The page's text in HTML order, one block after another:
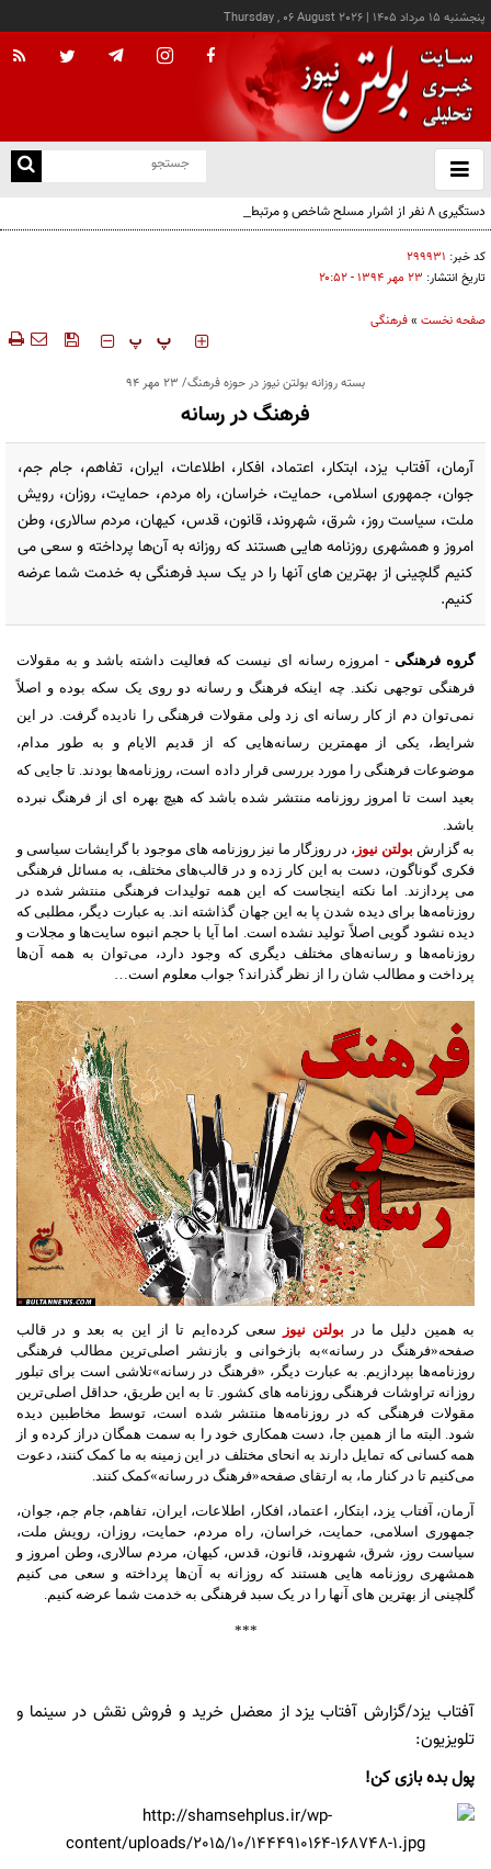
پنجشنبه ۱۵ مرداد ۱۴۰۵ |
Thursday , 06 August 2026
باز
و
دستگیری ۸ نفر از اشرار مسلح شاخص و مرتبطین گروهک‌های تروریستی
کد خبر: ۲۹۹۹۳۱
تاریخ انتشار: ۲۳ مهر ۱۳۹۴ - ۲۰:۵۲
صفحه نخست »فرهنگی
‍‍‍ پ پ
بسته روزانه بولتن نیوز در حوزه فرهنگ/ 23 مهر 94
فرهنگ در رسانه
آرمان، آفتاب یزد، ابتکار، اعتماد، افکار، اطلاعات، ایران، تفاهم، جام جم،
جوان، جمهوری اسلامی، حمایت، خراسان، راه مردم، حمایت، روزان، رویش
ملت، سیاست روز، شرق، شهروند، قانون، قدس، کیهان، مردم سالاری، وطن
امروز و همشهری روزنامه هایی هستند که روزانه به آن‌ها پرداخته و سعی می
کنیم گلچینی از بهترین های آنها را در یک سبد فرهنگی به خدمت شما عرضه
کنیم.
گروه فرهنگی - امروزه رسانه ای نیست که فعالیت داشته باشد و به مقولات
فرهنگی توجهی نکند. چه اینکه فرهنگ و رسانه دو روی یک سکه بوده و اصلاً
نمی‌توان دم از کار رسانه ای زد ولی مقولات فرهنگی را نادیده گرفت. در این
شرایط، یکی از مهمترین رسانه‌هایی که از قدیم الایام و به طور مدام،
موضوعات فرهنگی را مورد بررسی قرار داده است، روزنامه‌ها بودند. تا جایی که
بعید است تا امروز روزنامه منتشر شده باشد که هیچ بهره ای از فرهنگ نبرده
باشد.
به گزارش بولتن نیوز ، در روزگار ما نیز روزنامه های موجود با گرایشات سیاسی و
فکری گوناگون، دست به این کار زده و در قالب‌های مختلف، به مسائل فرهنگی
می پردازند. اما نکته اینجاست که این همه تولیدات فرهنگی منتشر شده در
روزنامه‌ها برای دیده شدن پا به این جهان گذاشته اند. به عبارت دیگر، مطلبی که
دیده نشود گویی اصلاً تولید نشده است. اما آیا با حجم انبوه سایت‌ها و مجلات و
روزنامه‌ها و رسانه‌های مختلف دیگری که وجود دارد، می‌توان به همه آن‌ها
پرداخت و مطالب شان را از نظر گذراند؟ جواب معلوم است…
به همین دلیل ما در بولتن نیوز
سعی کرده‌ایم تا از این به بعد و در قالب
صفحه«فرهنگ در رسانه»به بازخوانی و بازنشر اصلی‌ترین مطالب فرهنگی
روزنامه‌ها بپردازیم. به عبارت دیگر، «فرهنگ در رسانه»تلاشی است برای تبلور
روزانه تراوشات فرهنگی روزنامه های کشور .تا به این طریق، حداقل اصلی‌ترین
مقولات فرهنگی که در روزنامه‌ها منتشر شده است، توسط مخاطبین دیده
شود. البته ما از همین جا، دست همکاری خود را به سمت همگان دراز کرده و از
همه کسانی که تمایل دارند به انحای مختلف در این زمینه به ما کمک کنند، دعوت
می‌کنیم تا در کنار ما، به ارتقای صفحه«فرهنگ در رسانه»کمک کنند.
آرمان، آفتاب یزد، ابتکار، اعتماد، افکار، اطلاعات، ایران، تفاهم، جام جم، جوان،
جمهوری اسلامی، حمایت، خراسان، راه مردم، حمایت، روزان، رویش ملت،
سیاست روز، شرق، شهروند، قانون، قدس، کیهان، مردم سالاری، وطن امروز و
همشهری روزنامه هایی هستند که روزانه به آن‌ها پرداخته و سعی می کنیم
گلچینی از بهترین های آنها را در یک سبد فرهنگی به خدمت شما عرضه کنیم.
***
آفتاب یزد/گزارش آفتاب یزد از معضل خرید و فروش نقش در سینما و
تلویزیون:
پول بده بازی کن!